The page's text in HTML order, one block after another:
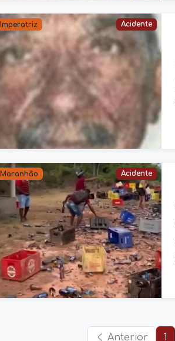
Imperatriz Acidente
Maranhão Acidente
Anterior 1